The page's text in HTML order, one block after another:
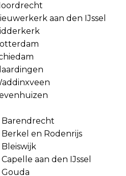
aan den IJssel
Barendrecht
en Rodenrijs
aan den IJssel